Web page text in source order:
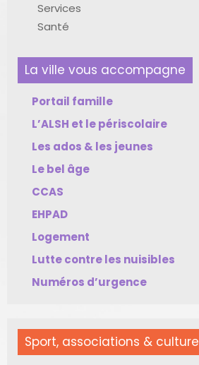
Services
Santé
La ville vous accompagne
Portail famille
L’ALSH et le périscolaire
Les ados & les jeunes
Le bel âge
CCAS
EHPAD
Logement
Lutte contre les nuisibles
Numéros d’urgence
Sport, associations & culture